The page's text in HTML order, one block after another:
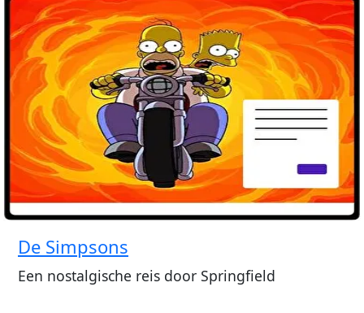
De Simpsons
Een nostalgische reis door Springfield